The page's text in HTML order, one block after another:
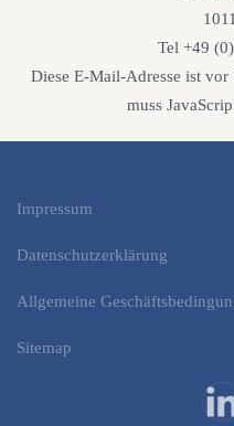
Tel +49
Diese E-Mail-Adresse ist vor
muss
Impressum
Datenschutzerklärung
Allgemeine
Sitemap